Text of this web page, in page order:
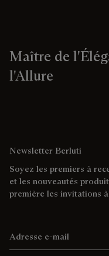
Maître de
l'Allure
Newsletter Berluti
Soyez les premiers à
et les nouveautés
première les invitations